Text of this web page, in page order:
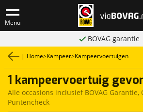
Menu
BOVAG garantie
| Home>Kampeer>Kampeervoertuigen
1 kampeervoertuig
Alle occasions inclusief BOVAG
Puntencheck